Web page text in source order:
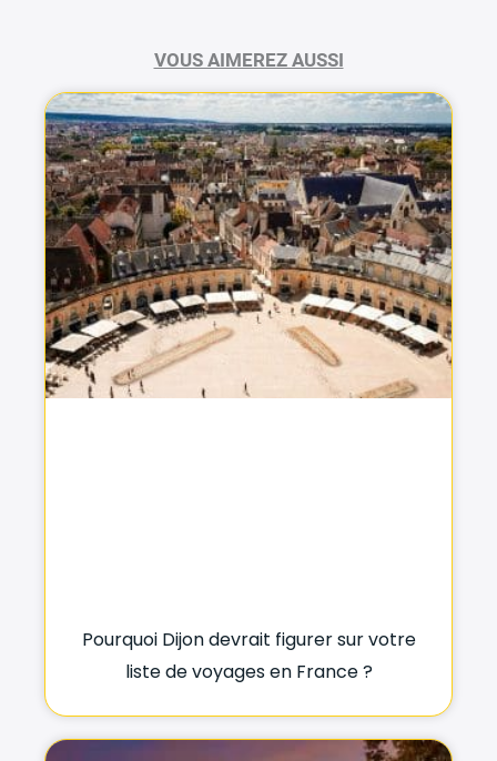
VOUS AIMEREZ AUSSI
Pourquoi Dijon devrait figurer sur votre
liste de voyages en France ?